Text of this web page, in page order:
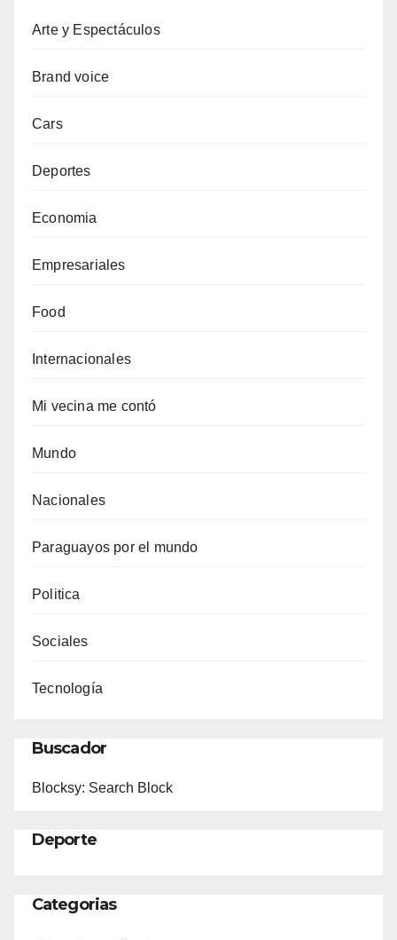
Arte y Espectáculos
Brand voice
Cars
Deportes
Economia
Empresariales
Food
Internacionales
Mi vecina me contó
Mundo
Nacionales
Paraguayos por el mundo
Politica
Sociales
Tecnología
Buscador
Blocksy: Search Block
Deporte
Categorias